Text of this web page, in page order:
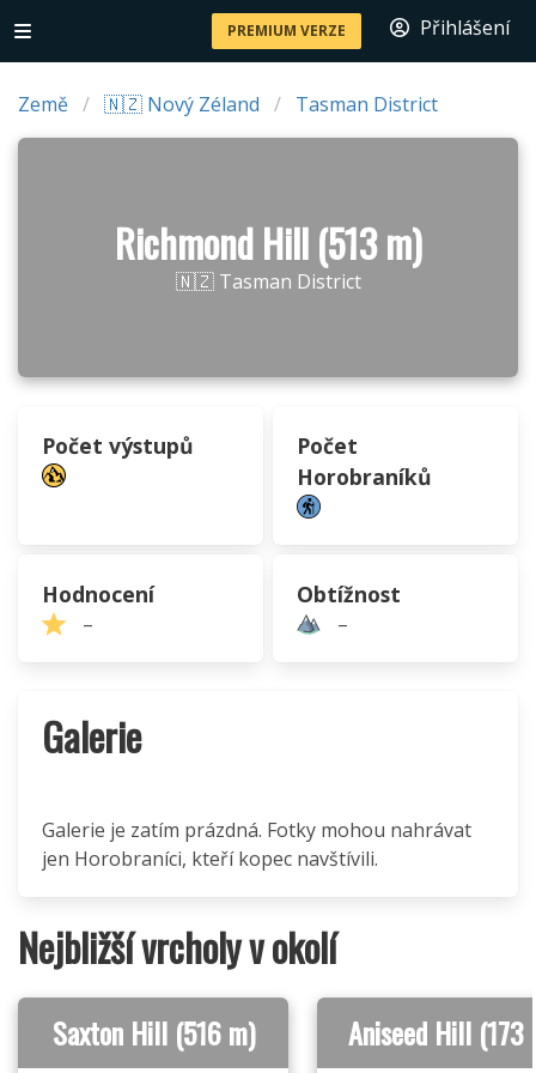
PREMIUM VERZE Přihlášení
Země 🇳🇿 Nový Zéland Tasman District
Richmond Hill (513 m)
🇳🇿 Tasman District
Počet výstupů
Počet
Horobraníků
Hodnocení
–
Obtížnost
–
Galerie
Galerie je zatím prázdná. Fotky mohou nahrávat
jen Horobraníci, kteří kopec navštívili.
Nejbližší vrcholy v okolí
Saxton Hill (516 m) Aniseed Hill (173